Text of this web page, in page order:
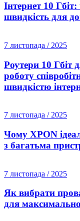
Інтернет 10
швидкість для
7 листопада / 2025
Роутери 10 Гбіт
роботу
швидкістю
7 листопада / 2025
Чому XPON
з багатьма
7 листопада / 2025
Як вибрати
для